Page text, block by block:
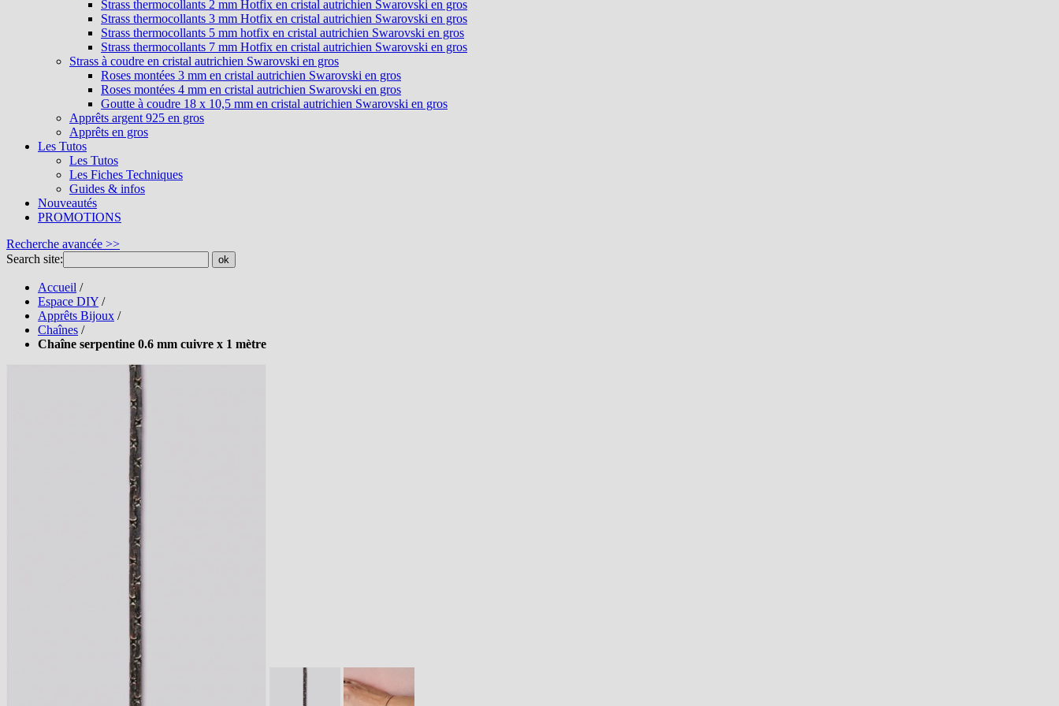
Strass thermocollants 2 mm Hotfix en cristal autrichien Swarovski en gros
Strass thermocollants 3 mm Hotfix en cristal autrichien Swarovski en gros
Strass thermocollants 5 mm hotfix en cristal autrichien Swarovski en gros
Strass thermocollants 7 mm Hotfix en cristal autrichien Swarovski en gros
Strass à coudre en cristal autrichien Swarovski en gros
Roses montées 3 mm en cristal autrichien Swarovski en gros
Roses montées 4 mm en cristal autrichien Swarovski en gros
Goutte à coudre 18 x 10,5 mm en cristal autrichien Swarovski en gros
Apprêts argent 925 en gros
Apprêts en gros
Les Tutos
Les Tutos
Les Fiches Techniques
Guides & infos
Nouveautés
PROMOTIONS
Recherche avancée >>
Search site:
ok
Accueil /
Espace DIY /
Apprêts Bijoux /
Chaînes /
Chaîne serpentine 0.6 mm cuivre x 1 mètre